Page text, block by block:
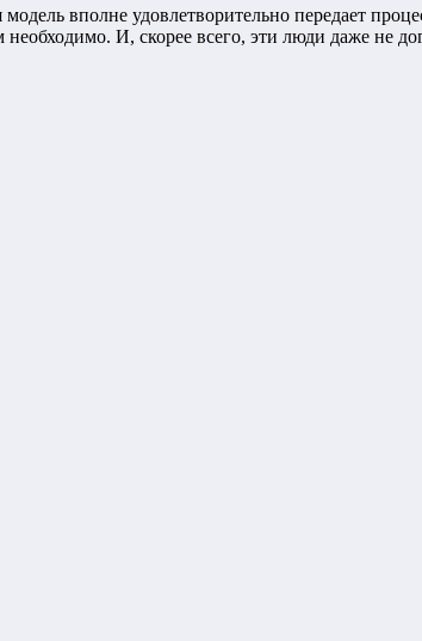
вполне удовлетворительно передает
И, скорее всего, эти люди даже не